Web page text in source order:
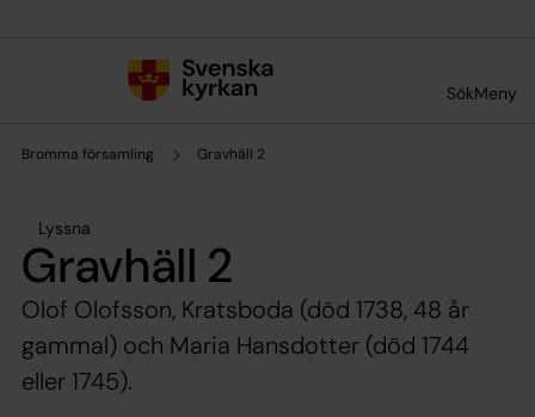
SökMeny
Bromma församling Gravhäll 2
Lyssna
Gravhäll 2
Olof Olofsson, Kratsboda (död 1738, 48 år
gammal) och Maria Hansdotter (död 1744
eller 1745).